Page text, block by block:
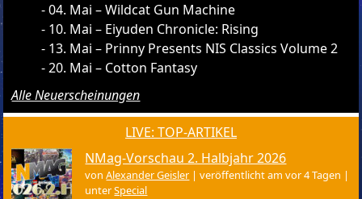
04. Mai – Wildcat Gun Machine
10. Mai – Eiyuden Chronicle: Rising
13. Mai – Prinny Presents NIS Classics Volume 2
20. Mai – Cotton Fantasy
Alle Neuerscheinungen
LIVE: TOP-ARTIKEL
NMag-Vorschau 2. Halbjahr 2026
vonAlexander Geisler |veröffentlicht am vor 4 Tagen |
unterSpecial